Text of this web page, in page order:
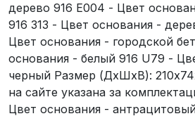
дерево 916 E004 - Цвет
916 313 - Цвет основания -
Цвет основания - городской
основания - белый 916 U79 -
черный Размер (ДхШхВ):
на сайте указана за
Цвет основания -